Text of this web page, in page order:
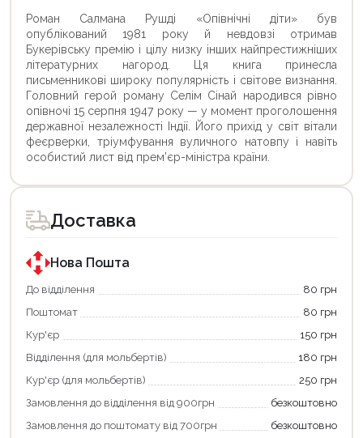
Роман Салмана Рушді «Опівнічні діти» був
опублікований 1981 року й невдовзі отримав
Букерівську премію і цілу низку інших найпрестижніших
літературних нагород. Ця книга принесла
письменникові широку популярність і світове визнання.
Головний герой роману Селім Сінай народився рівно
опівночі 15 серпня 1947 року — у момент проголошення
державної незалежності Індії. Його прихід у світ вітали
феєрверки, тріумфування вуличного натовпу і навіть
особистий лист від прем’єр-міністра країни.
Доставка
Нова Пошта
До відділення
80 грн
Поштомат
80 грн
Кур'єр
150 грн
Відділення (для мольбертів)
180 грн
Кур'єр (для мольбертів)
250 грн
Замовлення до відділення від 900грн
безкоштовно
Замовлення до поштомату від 700грн
безкоштовно